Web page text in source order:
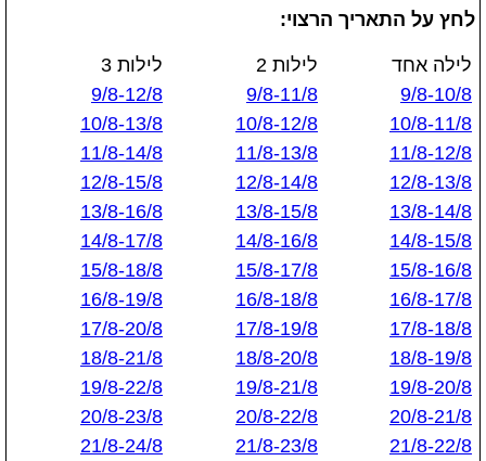
לחץ על התאריך הרצוי:
לילה אחד לילות 2
לילות 3
9/8-10/8
9/8-11/8
9/8-12/8
10/8-11/8
10/8-12/8
10/8-13/8
11/8-12/8
11/8-13/8
11/8-14/8
12/8-13/8
12/8-14/8
12/8-15/8
13/8-14/8
13/8-15/8
13/8-16/8
14/8-15/8
14/8-16/8
14/8-17/8
15/8-16/8
15/8-17/8
15/8-18/8
16/8-17/8
16/8-18/8
16/8-19/8
17/8-18/8
17/8-19/8
17/8-20/8
18/8-19/8
18/8-20/8
18/8-21/8
19/8-20/8
19/8-21/8
19/8-22/8
20/8-21/8
20/8-22/8
20/8-23/8
21/8-22/8
21/8-23/8
21/8-24/8